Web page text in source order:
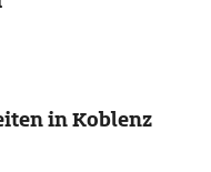
in Koblenz